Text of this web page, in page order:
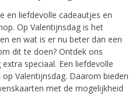
en liefdevolle cadeautjes en
Op Valentijnsdag is het
en wat is er nu beter dan een
dit te doen? Ontdek ons
speciaal. Een liefdevolle
Valentijnsdag. Daarom bieden
met de mogelijkheid